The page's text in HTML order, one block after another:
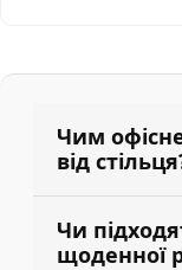
Чим офісне
від
Чи
щоденної